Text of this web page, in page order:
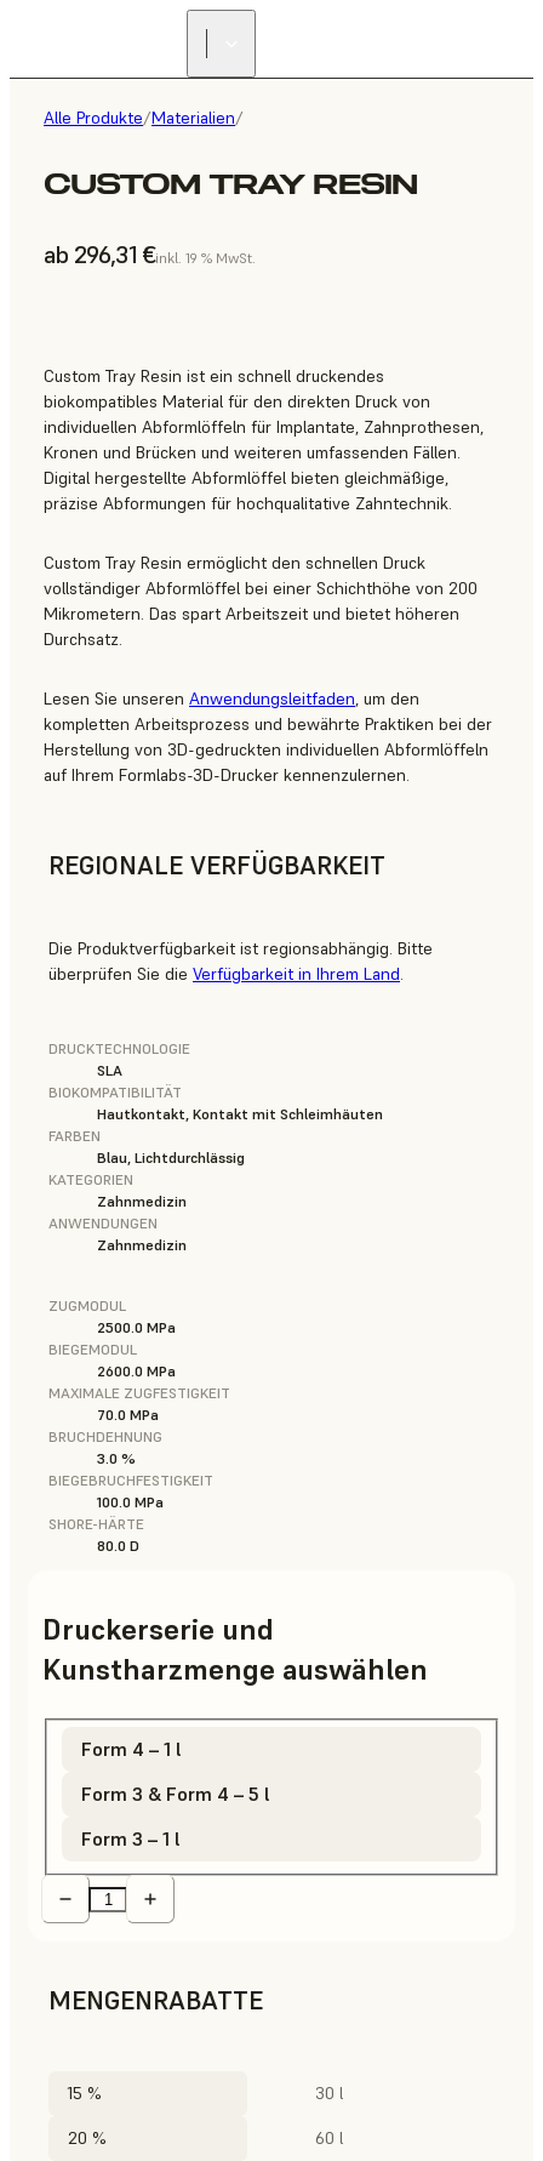
Alle Produkte/Materialien/
CUSTOM TRAY RESIN
ab 296,31 €inkl. 19 % MwSt.
Custom Tray Resin ist ein schnell druckendes
biokompatibles Material für den direkten Druck von
individuellen Abformlöffeln für Implantate, Zahnprothesen,
Kronen und Brücken und weiteren umfassenden Fällen.
Digital hergestellte Abformlöffel bieten gleichmäßige,
präzise Abformungen für hochqualitative Zahntechnik.
Custom Tray Resin ermöglicht den schnellen Druck
vollständiger Abformlöffel bei einer Schichthöhe von 200
Mikrometern. Das spart Arbeitszeit und bietet höheren
Durchsatz.
Lesen Sie unseren Anwendungsleitfaden, um den
kompletten Arbeitsprozess und bewährte Praktiken bei der
Herstellung von 3D-gedruckten individuellen Abformlöffeln
auf Ihrem Formlabs-3D-Drucker kennenzulernen.
REGIONALE VERFÜGBARKEIT
Die Produktverfügbarkeit ist regionsabhängig. Bitte
überprüfen Sie die Verfügbarkeit in Ihrem Land.
DRUCKTECHNOLOGIE
SLA
BIOKOMPATIBILITÄT
Hautkontakt, Kontakt mit Schleimhäuten
FARBEN
Blau, Lichtdurchlässig
KATEGORIEN
Zahnmedizin
ANWENDUNGEN
Zahnmedizin
ZUGMODUL
2500.0 MPa
BIEGEMODUL
2600.0 MPa
MAXIMALE ZUGFESTIGKEIT
70.0 MPa
BRUCHDEHNUNG
3.0 %
BIEGEBRUCHFESTIGKEIT
100.0 MPa
SHORE-HÄRTE
80.0 D
Druckerserie und
Kunstharzmenge auswählen
Form 4 – 1 l
Form 3 & Form 4 – 5 l
Form 3 – 1 l
MENGENRABATTE
15 % 30 l
20 % 60 l